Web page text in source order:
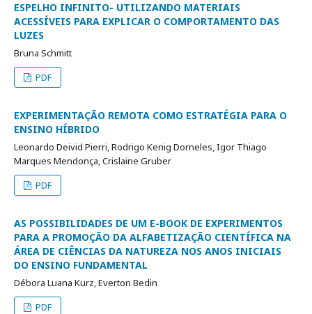
ESPELHO INFINITO- UTILIZANDO MATERIAIS
ACESSÍVEIS PARA EXPLICAR O COMPORTAMENTO DAS
LUZES
Bruna Schmitt
PDF
EXPERIMENTAÇÃO REMOTA COMO ESTRATÉGIA PARA O
ENSINO HÍBRIDO
Leonardo Deivid Pierri, Rodrigo Kenig Dorneles, Igor Thiago
Marques Mendonça, Crislaine Gruber
PDF
AS POSSIBILIDADES DE UM E-BOOK DE EXPERIMENTOS
PARA A PROMOÇÃO DA ALFABETIZAÇÃO CIENTÍFICA NA
ÁREA DE CIÊNCIAS DA NATUREZA NOS ANOS INICIAIS
DO ENSINO FUNDAMENTAL
Débora Luana Kurz, Everton Bedin
PDF